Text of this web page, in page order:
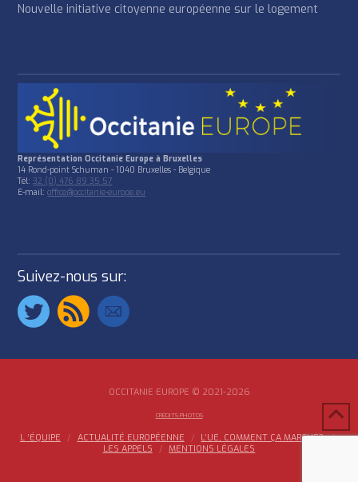
Nouvelle initiative citoyenne européenne sur le logement
Représentation Occitanie Europe à Bruxelles
14 Rond-point Schuman - 1040 Bruxelles - Belgique
Tél: 32 (0) 476 89 35 57
E-mail:office@occitanie-europe.eu
Suivez-nous sur:
OCCITANIE EUROPE © 2021-2026
CRÉDITS PHOTOS
L ‘ÉQUIPE ACTUALITÉ EUROPÉENNE
L’UE, COMMENT ÇA MARCHE?
LES APPELS
MENTIONS LÉGALES